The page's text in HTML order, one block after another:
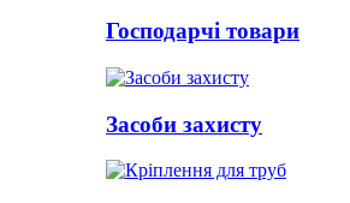
Господарчі товари
Засоби захисту